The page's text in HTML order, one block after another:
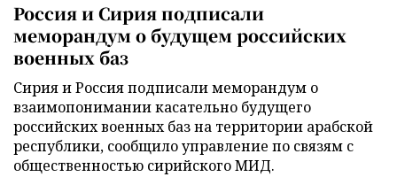
Россия и Сирия подписали
меморандум о будущем российских
военных баз
Сирия и Россия подписали меморандум о
взаимопонимании касательно будущего
российских военных баз на территории арабской
республики, сообщило управление по связям с
общественностью сирийского МИД.